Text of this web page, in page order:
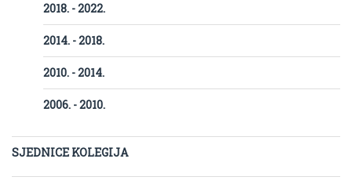
2018. - 2022.
2014. - 2018.
2010. - 2014.
2006. - 2010.
SJEDNICE KOLEGIJA